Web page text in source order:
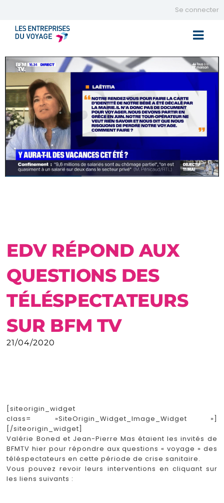
Se connecter
EDV RÉPOND AUX
QUESTIONS DES
TÉLÉSPECTATEURS
SUR BFM TV
21/04/2020
[siteorigin_widget
class= »SiteOrigin_Widget_Image_Widget »]
[/siteorigin_widget]
Valérie Boned et Jean-Pierre Mas étaient les invités de
BFMTV hier pour répondre aux questions « voyage » des
téléspectateurs en cette période de crise sanitaire.
Vous pouvez revoir leurs interventions en cliquant sur
les liens suivants :